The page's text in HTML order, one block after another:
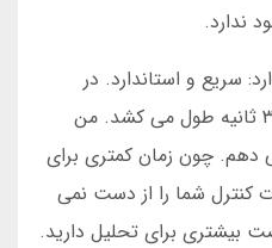
سریع و استاندارد. در
حالت سریع، هر دور حداکثر ۳۰ ثانیه طول می کشد. من
چون زمان کمتری برای
کنترل شما را از دست نمی
بیشتری برای تحلیل دارید.